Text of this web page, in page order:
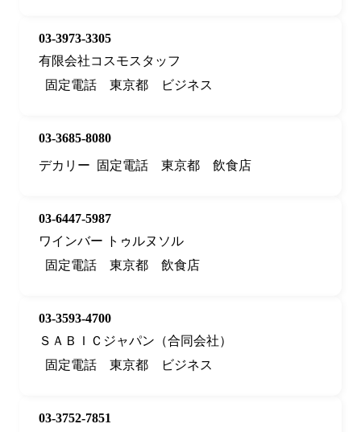
03-3973-3305
有限会社コスモスタッフ
固定電話
東京都 ビジネス
03-3685-8080
デカリー
固定電話 東京都 飲食店
03-6447-5987
ワインバー トゥルヌソル
固定電話
東京都 飲食店
03-3593-4700
ＳＡＢＩＣジャパン（合同会社）
固定電話
東京都 ビジネス
03-3752-7851